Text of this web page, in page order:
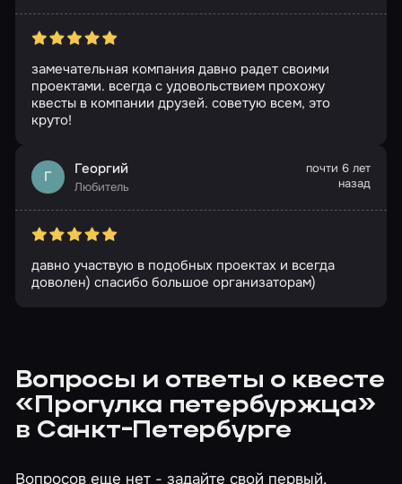
замечательная компания давно радет своими
проектами. всегда с удовольствием прохожу
квесты в компании друзей. советую всем, это
круто!
Г Георгий
Любитель
почти 6 лет
назад
давно участвую в подобных проектах и всегда
доволен) спасибо большое организаторам)
Вопросы и ответы о квесте
«Прогулка петербуржца»
в Санкт-Петербурге
Вопросов еще нет - задайте свой первый.